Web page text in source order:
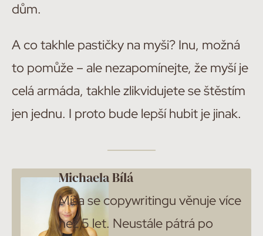
dům.
A co takhle pastičky na myši? Inu, možná
to pomůže – ale nezapomínejte, že myší je
celá armáda, takhle zlikvidujete se štěstím
jen jednu. I proto bude lepší hubit je jinak.
Michaela Bílá
Míša se copywritingu věnuje více
než 5 let. Neustále pátrá po